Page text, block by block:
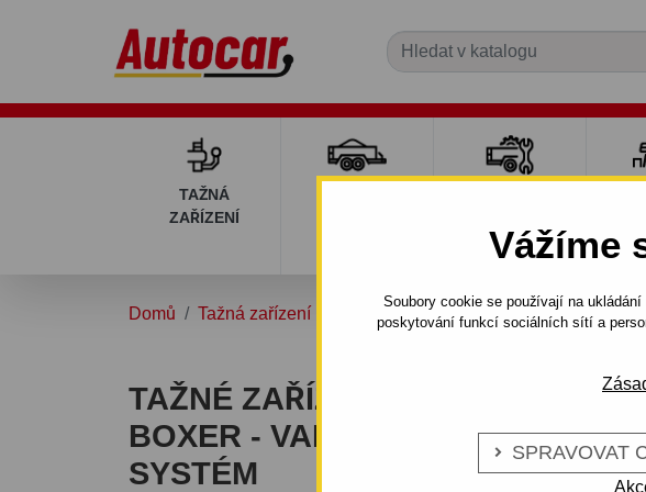
Vážíme
Soubory cookie se používají na
poskytování funkcí sociálních sítí a
 SPRAVOVAT
TAŽNÁ
ZAŘÍZENÍ
VOZÍKY
Domů Tažná zařízení PEUGEOT BOXER Valník L4, L5
TAŽNÉ ZAŘÍZENÍ PRO PEUGEOT
BOXER - VALNÍK L4, L5 -
SYSTÉM